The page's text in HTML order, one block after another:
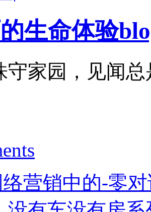
生命体验
守家园，见闻
络营销中的-零